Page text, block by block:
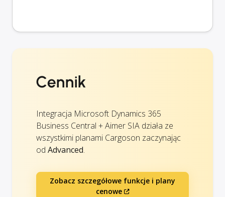
Cennik
Integracja Microsoft Dynamics 365
Business Central + Aimer SIA działa ze
wszystkimi planami Cargoson zaczynając
od Advanced.
Zobacz szczegółowe funkcje i plany
cenowe